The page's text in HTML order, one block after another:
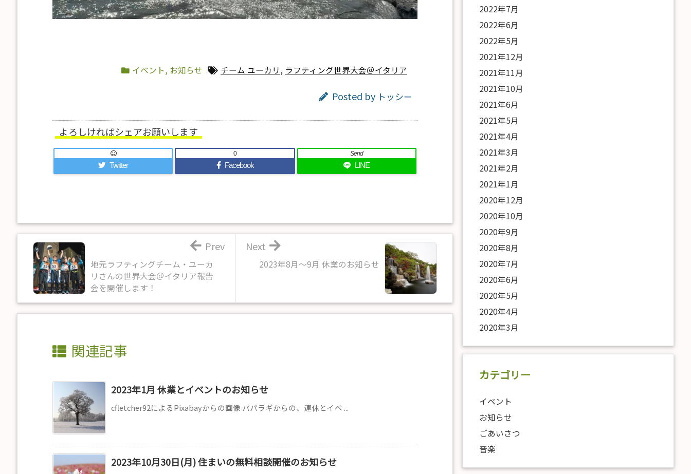
イベント, お知らせ チーム ユーカリ, ラフティング世界大会＠イタリア
Posted by トッシー
よろしければシェアお願いします
Twitter Facebook
0
LINE
Send
2023年8月～9月 休業のお知らせ
Next
地元ラフティングチーム・ユーカ
リさんの世界大会＠イタリア報告
会を開催します！
Prev
関連記事
2023年1月 休業とイベントのお知らせ
cfletcher92によるPixabayからの画像 パパラギからの、連休とイベ ...
2023年10月30日(月) 住まいの無料相談開催のお知らせ
2022年7月
2022年6月
2022年5月
2021年12月
2021年11月
2021年10月
2021年6月
2021年5月
2021年4月
2021年3月
2021年2月
2021年1月
2020年12月
2020年10月
2020年9月
2020年8月
2020年7月
2020年6月
2020年5月
2020年4月
2020年3月
カテゴリー
イベント
お知らせ
ごあいさつ
音楽